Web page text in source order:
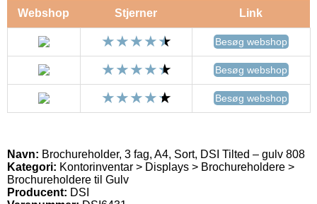
Webshop Stjerner Link
Besøg webshop
Besøg webshop
Besøg webshop
Navn: Brochureholder, 3 fag, A4, Sort, DSI Tilted – gulv 808
Kategori: Kontorinventar > Displays > Brochureholdere >
Brochureholdere til Gulv
Producent: DSI